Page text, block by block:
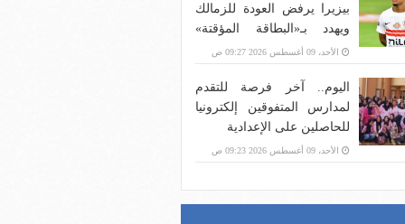
بيزيرا يرفض العودة للزمالك
ويهدد بـ«البطاقة المؤقتة»
لإتمام انتقاله إلى أهلي دبي
الأحد، 09 أغسطس 2026 09:27 ص
اليوم.. آخر فرصة للتقدم
لمدارس المتفوقين إلكترونيا
للحاصلين على الإعدادية
الأحد، 09 أغسطس 2026 09:23 ص